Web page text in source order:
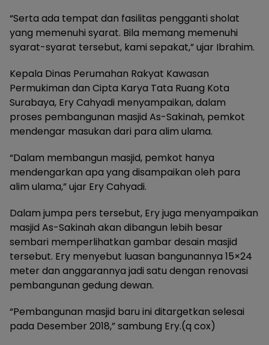
“Serta ada tempat dan fasilitas pengganti sholat
yang memenuhi syarat. Bila memang memenuhi
syarat-syarat tersebut, kami sepakat,” ujar Ibrahim.
Kepala Dinas Perumahan Rakyat Kawasan
Permukiman dan Cipta Karya Tata Ruang Kota
Surabaya, Ery Cahyadi menyampaikan, dalam
proses pembangunan masjid As-Sakinah, pemkot
mendengar masukan dari para alim ulama.
“Dalam membangun masjid, pemkot hanya
mendengarkan apa yang disampaikan oleh para
alim ulama,” ujar Ery Cahyadi.
Dalam jumpa pers tersebut, Ery juga menyampaikan
masjid As-Sakinah akan dibangun lebih besar
sembari memperlihatkan gambar desain masjid
tersebut. Ery menyebut luasan bangunannya 15×24
meter dan anggarannya jadi satu dengan renovasi
pembangunan gedung dewan.
“Pembangunan masjid baru ini ditargetkan selesai
pada Desember 2018,” sambung Ery.(q cox)